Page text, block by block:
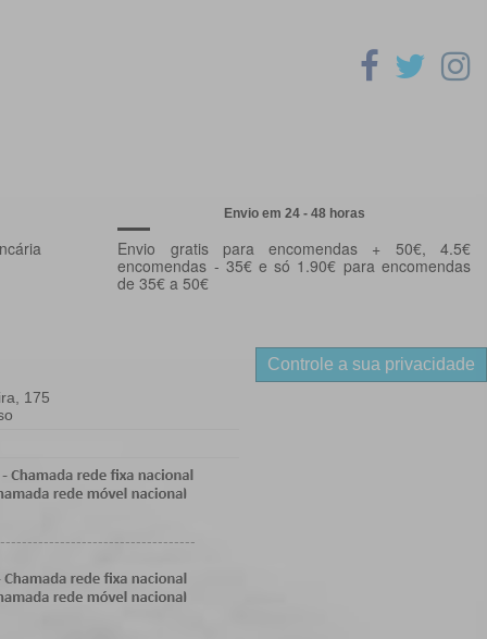
Envio em 24 - 48 horas
Envio gratis para encomendas + 50€, 4.5€
encomendas - 35€ e só 1.90€ para encomendas
de 35€ a 50€
175
Controle a sua privacidade